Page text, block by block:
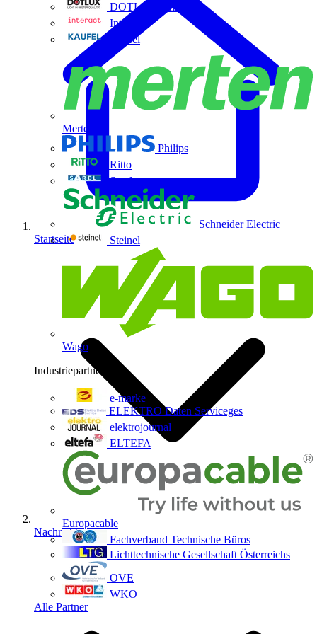
DOTLUX GmbH
Interact
Kaufel
Merten
Philips
Ritto
Sarel
Schneider Electric
Steinel
Wago
Industriepartner
e-marke
ELEKTRO Daten Serviceges
elektrojournal
ELTEFA
Europacable
Fachverband Technische Büros
Lichttechnische Gesellschaft Österreichs
OVE
WKO
Alle Partner
Startseite
Nachrichten